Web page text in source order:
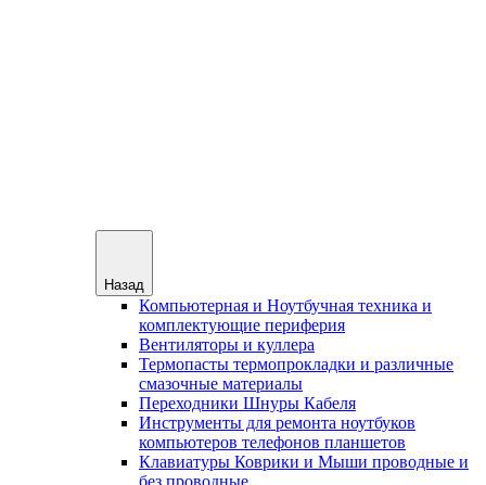
Назад
Компьютерная и Ноутбучная техника и
комплектующие периферия
Вентиляторы и куллера
Термопасты термопрокладки и различные
смазочные материалы
Переходники Шнуры Кабеля
Инструменты для ремонта ноутбуков
компьютеров телефонов планшетов
Клавиатуры Коврики и Мыши проводные и